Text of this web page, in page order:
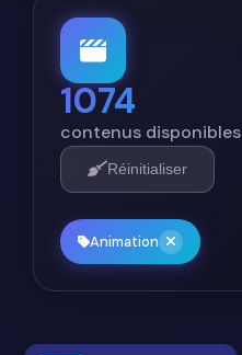
1074
contenus disponibles
Réinitialiser
Animation